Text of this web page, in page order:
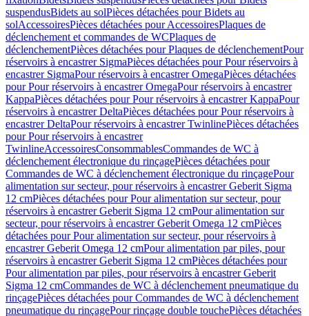
suspendusBidets au solPièces détachées pour Bidets au
solAccessoiresPièces détachées pour AccessoiresPlaques de
déclenchement et commandes de WCPlaques de
déclenchementPièces détachées pour Plaques de déclenchementPour
réservoirs à encastrer SigmaPièces détachées pour Pour réservoirs à
encastrer SigmaPour réservoirs à encastrer OmegaPièces détachées
pour Pour réservoirs à encastrer OmegaPour réservoirs à encastrer
KappaPièces détachées pour Pour réservoirs à encastrer KappaPour
réservoirs à encastrer DeltaPièces détachées pour Pour réservoirs à
encastrer DeltaPour réservoirs à encastrer TwinlinePièces détachées
pour Pour réservoirs à encastrer
TwinlineAccessoiresConsommablesCommandes de WC à
déclenchement électronique du rinçagePièces détachées pour
Commandes de WC à déclenchement électronique du rinçagePour
alimentation sur secteur, pour réservoirs à encastrer Geberit Sigma
12 cmPièces détachées pour Pour alimentation sur secteur, pour
réservoirs à encastrer Geberit Sigma 12 cmPour alimentation sur
secteur, pour réservoirs à encastrer Geberit Omega 12 cmPièces
détachées pour Pour alimentation sur secteur, pour réservoirs à
encastrer Geberit Omega 12 cmPour alimentation par piles, pour
réservoirs à encastrer Geberit Sigma 12 cmPièces détachées pour
Pour alimentation par piles, pour réservoirs à encastrer Geberit
Sigma 12 cmCommandes de WC à déclenchement pneumatique du
rinçagePièces détachées pour Commandes de WC à déclenchement
pneumatique du rinçagePour rinçage double touchePièces détachées